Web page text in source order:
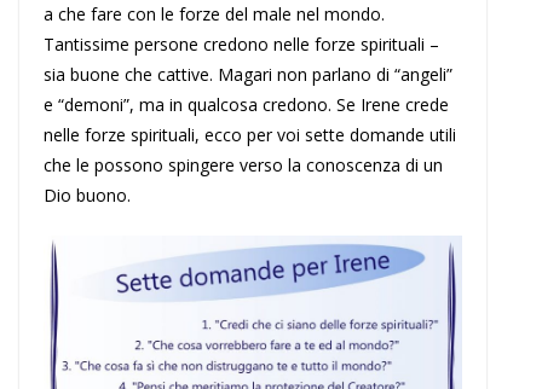
a che fare con le forze del male nel mondo.
Tantissime persone credono nelle forze spirituali –
sia buone che cattive. Magari non parlano di “angeli”
e “demoni”, ma in qualcosa credono. Se Irene crede
nelle forze spirituali, ecco per voi sette domande utili
che le possono spingere verso la conoscenza di un
Dio buono.